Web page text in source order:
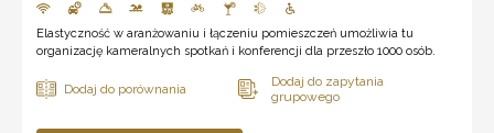
Elastyczność w aranżowaniu i łączeniu pomieszczeń umożliwia tu
organizację kameralnych spotkań i konferencji dla przeszło 1000 osób.